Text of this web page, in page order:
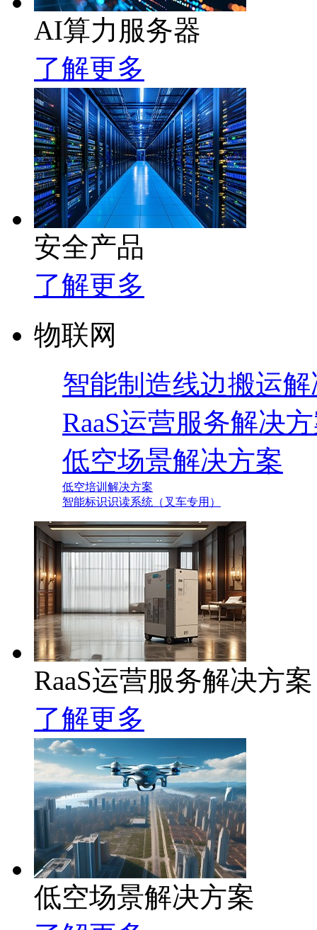
AI算力服务器
了解更多
安全产品
了解更多
物联网
智能制造线边搬运
RaaS运营服务解决
低空场景解决方案
低空培训解决方案
智能标识识读系统（叉车专用）
RaaS运营服务解决方案
了解更多
低空场景解决方案